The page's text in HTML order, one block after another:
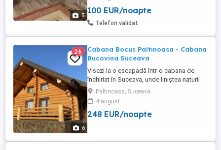
5
curte mică, oferind un refugiu liniștit în
inima orașului. Cu acces facil la atracțiile
majore și la transportul public, este
100 EUR/noapte
Telefon validat
6
26
Cabana Bocus Paltinoasa - Cabana
Bucovina Suceava
Visezi la o escapadă într-o cabana de
închiriat în Suceava, unde liniștea naturii
se împletește cu farmecul autentic al
Bucovinei? Cabana Bocuș din Paltinoasa
te așteaptă la doar 32 km de Suceava și
10 km de Gura Humorului, într-un colț de
Paltinoasa, Suceava
4 august
248 EUR/noapte